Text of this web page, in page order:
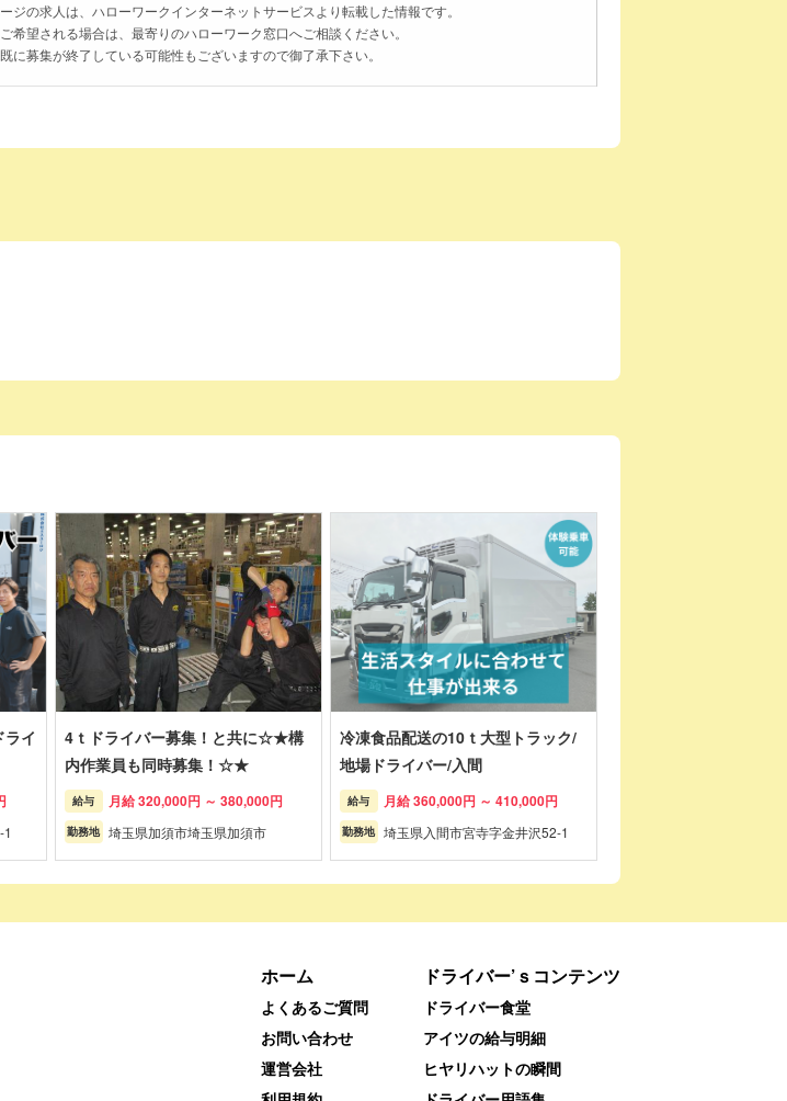
ジの求人は、ハローワークインターネットサービスより転載した情報です。
希望される場合は、最寄りのハローワーク窓口へご相談ください。
に募集が終了している可能性もございますので御了承下さい。
イ
4ｔドライバー募集！と共に☆★構
内作業員も同時募集！☆★
給与 月給 320,000円 ～ 380,000円
勤務地 埼玉県加須市埼玉県加須市
冷凍食品配送の10ｔ大型トラック/
地場ドライバー/入間
給与 月給 360,000円 ～ 410,000円
勤務地 埼玉県入間市宮寺字金井沢52-1
ホーム
よくあるご質問
お問い合わせ
運営会社
ドライバー’ｓコンテンツ
ドライバー食堂
アイツの給与明細
ヒヤリハットの瞬間